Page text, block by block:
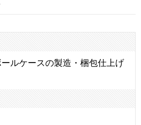
ールケースの製造・梱包仕上げ